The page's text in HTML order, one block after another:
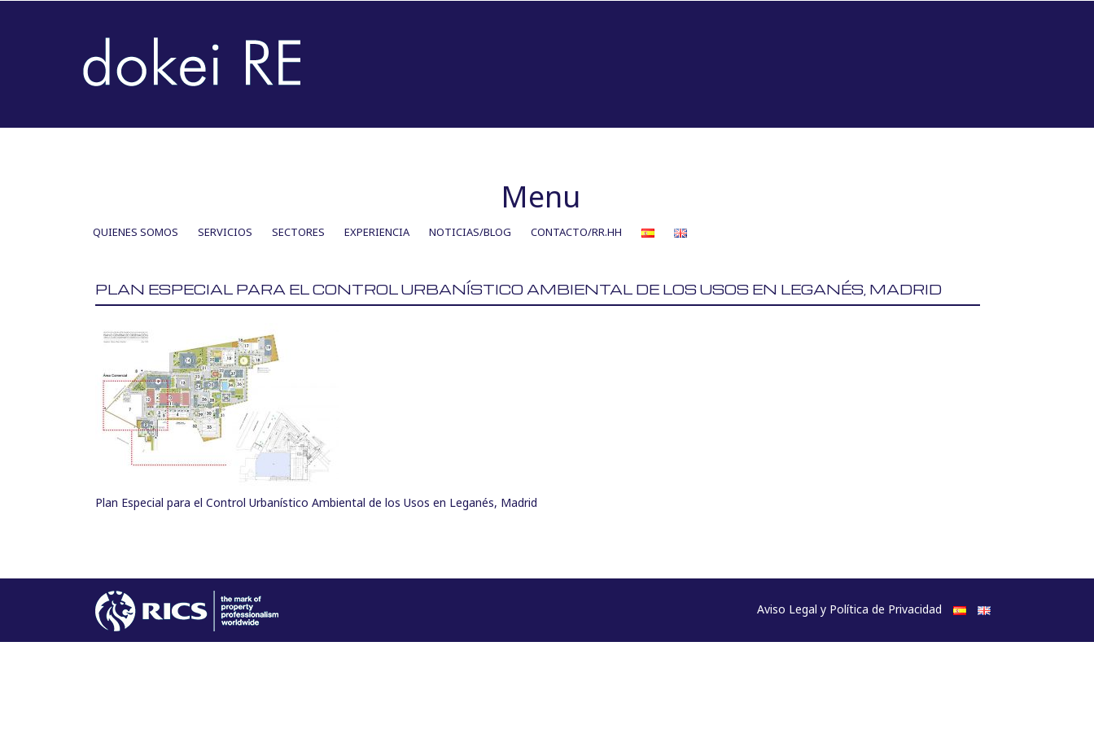
Menu
SKIP
QUIENES SOMOS SERVICIOS SECTORES EXPERIENCIA NOTICIAS/BLOG CONTACTO/RR.HH
PLAN ESPECIAL PARA EL CONTROL URBANÍSTICO AMBIENTAL DE LOS USOS EN LEGANÉS, MADRID
Plan Especial para el Control Urbanístico Ambiental de los Usos en Leganés, Madrid
Aviso Legal y Política de Privacidad